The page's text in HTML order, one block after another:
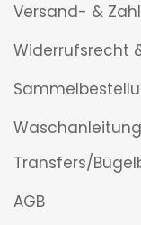
Versand- &
Widerrufsrecht
Transfers/
AGB